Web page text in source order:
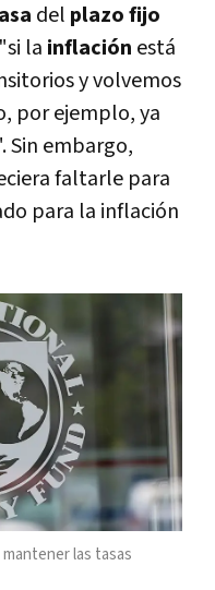
del plazo fijo
la inflación está
y volvemos
por ejemplo, ya
Sin embargo,
faltarle para
para la inflación
las tasas